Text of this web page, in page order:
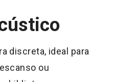
discreta, ideal para
ou